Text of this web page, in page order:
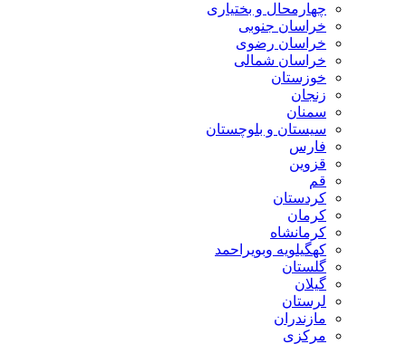
چهارمحال و بختیاری
خراسان جنوبی
خراسان رضوی
خراسان شمالی
خوزستان
زنجان
سمنان
سیستان و بلوچستان
فارس
قزوین
قم
کردستان
کرمان
کرمانشاه
کهگیلویه وبویراحمد
گلستان
گیلان
لرستان
مازندران
مرکزی